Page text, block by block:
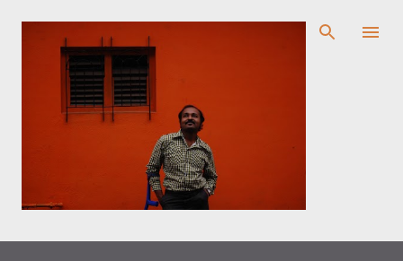
முதன்மை உள்ளடக்கத்திற்குச் செல்